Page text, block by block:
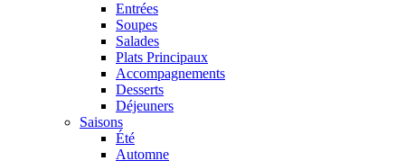
Entrées
Soupes
Salades
Plats Principaux
Accompagnements
Desserts
Déjeuners
Saisons
Été
Automne